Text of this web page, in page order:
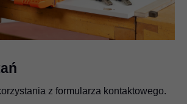
Video
z formularza kontaktowego.